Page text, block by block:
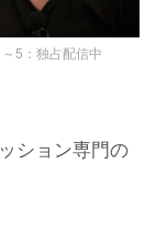
5：独占配信中
ション専門の